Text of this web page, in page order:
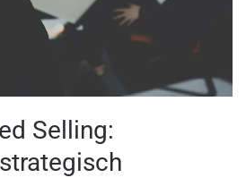
Selling: